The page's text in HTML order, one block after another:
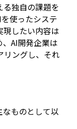
独自の課題を
使ったシステ
現したい内容は
AI開発企業は
リングし、それ
なものとして以